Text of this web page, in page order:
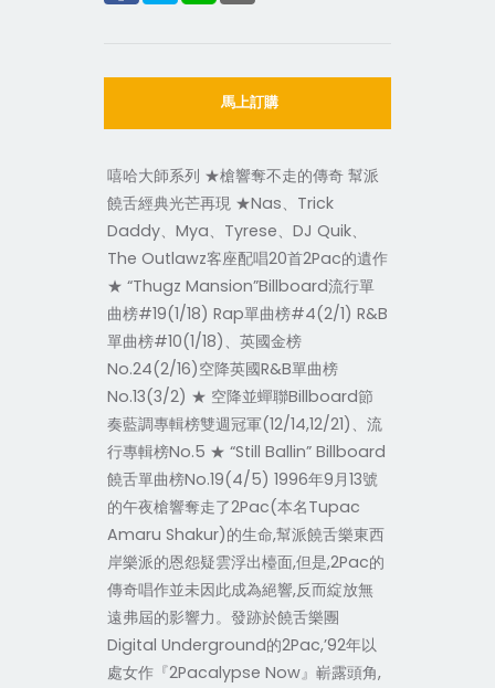
馬上訂購
嘻哈大師系列 ★槍響奪不走的傳奇 幫派
饒舌經典光芒再現 ★Nas、Trick
Daddy、Mya、Tyrese、DJ Quik、
The Outlawz客座配唱20首2Pac的遺作
★ “Thugz Mansion”Billboard流行單
曲榜#19(1/18) Rap單曲榜#4(2/1) R&B
單曲榜#10(1/18)、英國金榜
No.24(2/16)空降英國R&B單曲榜
No.13(3/2) ★ 空降並蟬聯Billboard節
奏藍調專輯榜雙週冠軍(12/14,12/21)、流
行專輯榜No.5 ★ “Still Ballin” Billboard
饒舌單曲榜No.19(4/5) 1996年9月13號
的午夜槍響奪走了2Pac(本名Tupac
Amaru Shakur)的生命,幫派饒舌樂東西
岸樂派的恩怨疑雲浮出檯面,但是,2Pac的
傳奇唱作並未因此成為絕響,反而綻放無
遠弗屆的影響力。發跡於饒舌樂團
Digital Underground的2Pac,’92年以
處女作『2Pacalypse Now』嶄露頭角,